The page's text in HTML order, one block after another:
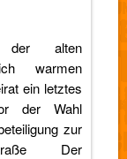
der alten
warmen
ein letztes
der Wahl
zur
Der